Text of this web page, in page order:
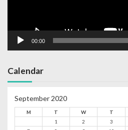
00:00
Calendar
September 2020
M T W T
1
2 3